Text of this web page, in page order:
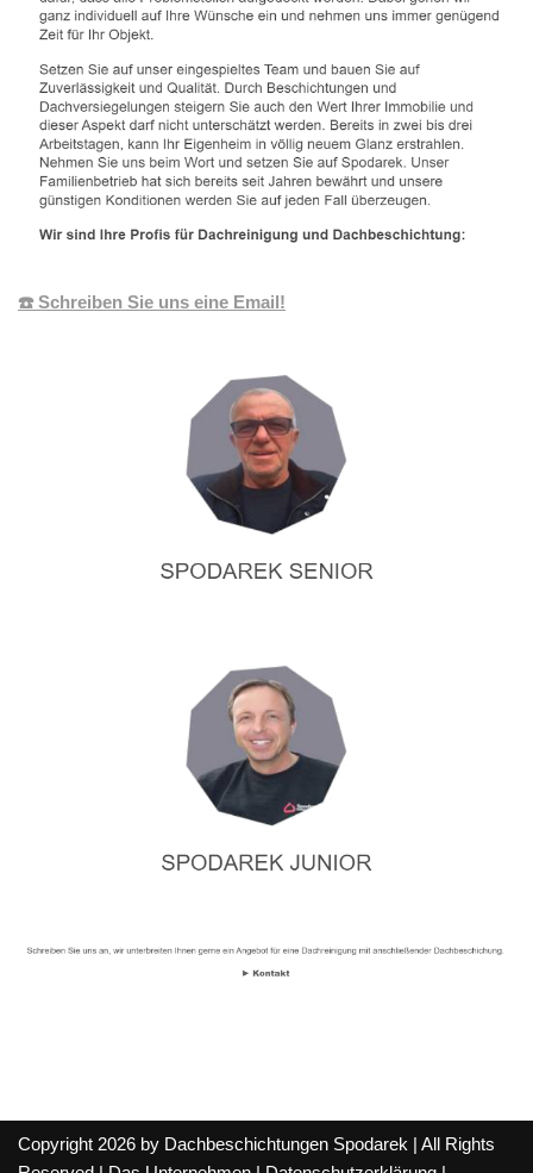
☎️ Schreiben Sie uns eine Email!
Copyright 2026 by Dachbeschichtungen Spodarek | All Rights